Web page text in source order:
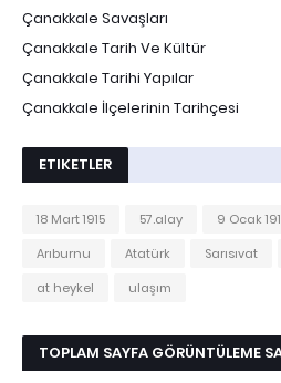
Çanakkale Savaşları
Çanakkale Tarih Ve Kültür
Çanakkale Tarihi Yapılar
Çanakkale İlçelerinin Tarihçesi
ETIKETLER
18 Mart 1915 57.alay 9 Ocak
Arıburnu
Atatürk Sarısıvat
at heykel
ulaşım
TOPLAM SAYFA GÖRÜNTÜLEME